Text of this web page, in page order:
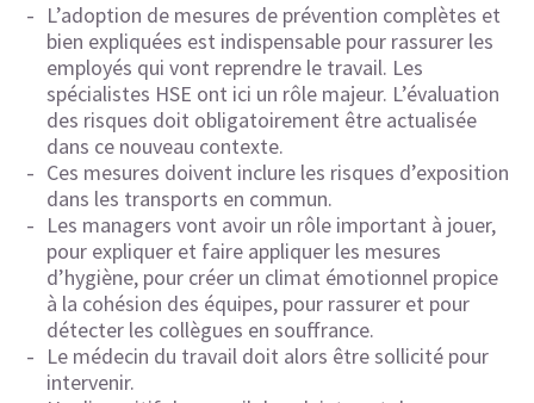
L’adoption de mesures de prévention complètes et
bien expliquées est indispensable pour rassurer les
employés qui vont reprendre le travail. Les
spécialistes HSE ont ici un rôle majeur. L’évaluation
des risques doit obligatoirement être actualisée
dans ce nouveau contexte.
Ces mesures doivent inclure les risques d’exposition
dans les transports en commun.
Les managers vont avoir un rôle important à jouer,
pour expliquer et faire appliquer les mesures
d’hygiène, pour créer un climat émotionnel propice
à la cohésion des équipes, pour rassurer et pour
détecter les collègues en souffrance.
Le médecin du travail doit alors être sollicité pour
intervenir.